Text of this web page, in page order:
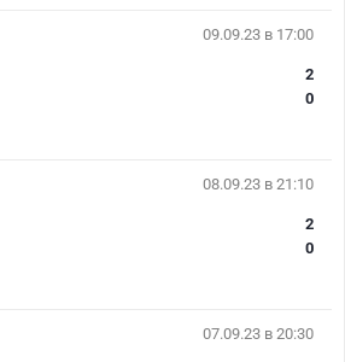
09.09.23 в 17:00
2
0
08.09.23 в 21:10
2
0
07.09.23 в 20:30